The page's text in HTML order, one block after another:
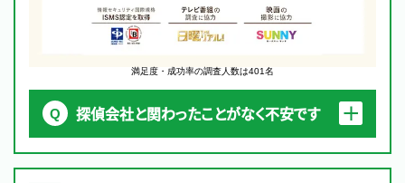
満足度・成功率の調査人数は401名
探偵会社と関わったことがなく不安です